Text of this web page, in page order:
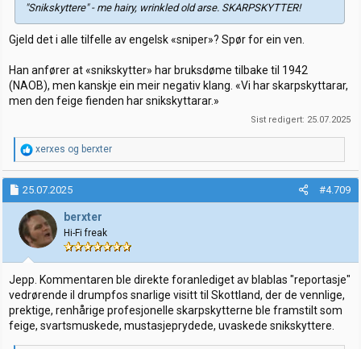
"Snikskyttere" - me hairy, wrinkled old arse. SKARPSKYTTER!
Gjeld det i alle tilfelle av engelsk «sniper»? Spør for ein ven.
Han anfører at «snikskytter» har bruksdøme tilbake til 1942
(NAOB), men kanskje ein meir negativ klang. «Vi har skarpskyttarar,
men den feige fienden har snikskyttarar.»
Sist redigert: 25.07.2025
R
e
a
k
s
j
o
n
e
r
xerxes og berxter
25.07.2025 #4.709
berxter
Hi-Fi freak
Jepp. Kommentaren ble direkte foranlediget av blablas "reportasje"
vedrørende il drumpfos snarlige visitt til Skottland, der de vennlige,
prektige, renhårige profesjonelle skarpskytterne ble framstilt som
feige, svartsmuskede, mustasjeprydede, uvaskede snikskyttere.